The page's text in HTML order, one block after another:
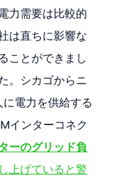
力需要は比較的
は直ちに影響な
ことができまし
。シカゴからニ
電力を供給する
インターコネク
ーのグリッド負
上げていると警